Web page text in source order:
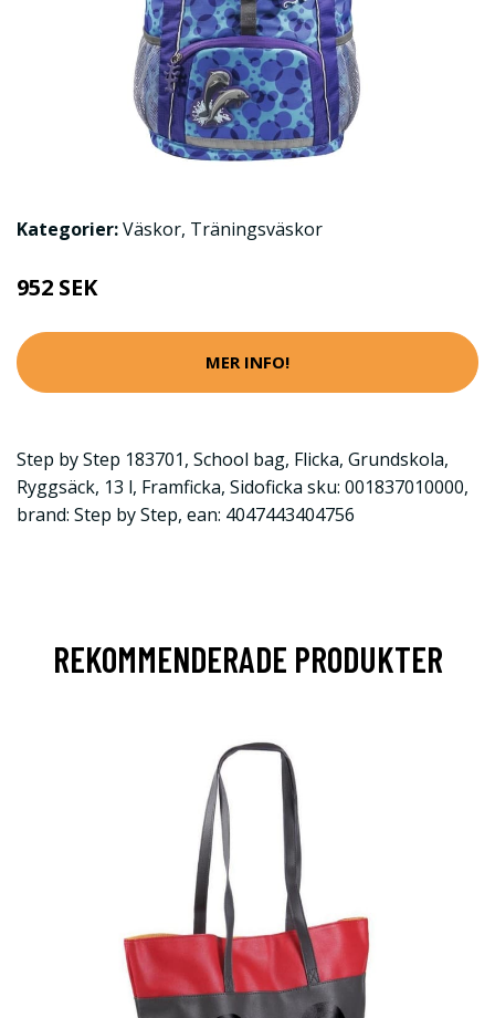
Kategorier:Väskor, Träningsväskor
952 SEK
MER INFO!
Step by Step 183701, School bag, Flicka, Grundskola,
Ryggsäck, 13 l, Framficka, Sidoficka sku: 001837010000,
brand: Step by Step, ean: 4047443404756
REKOMMENDERADE PRODUKTER